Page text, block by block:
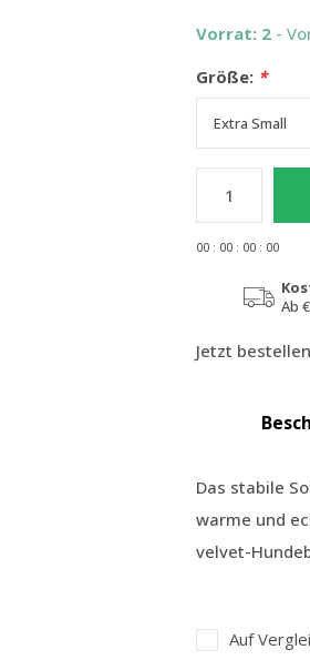
Vorrat: 2 -
Größe: *
00 : 00 : 00 : 00
Ab
Jetzt
Das stabile
warme und
velvet-
Auf